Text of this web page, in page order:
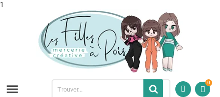
1
 0